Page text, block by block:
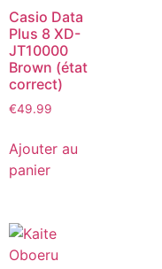
Casio Data
Plus 8 XD-
JT10000
Brown (état
correct)
€49.99
Ajouter au
panier